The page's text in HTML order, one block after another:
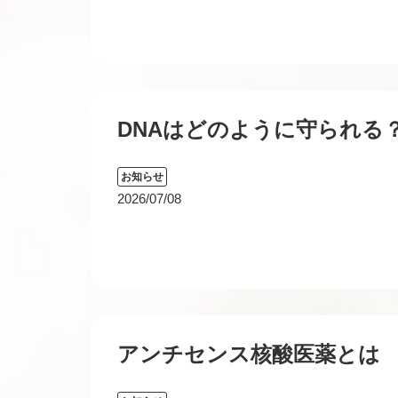
DNAはどのように守られる
お知らせ
2026/07/08
アンチセンス核酸医薬とは